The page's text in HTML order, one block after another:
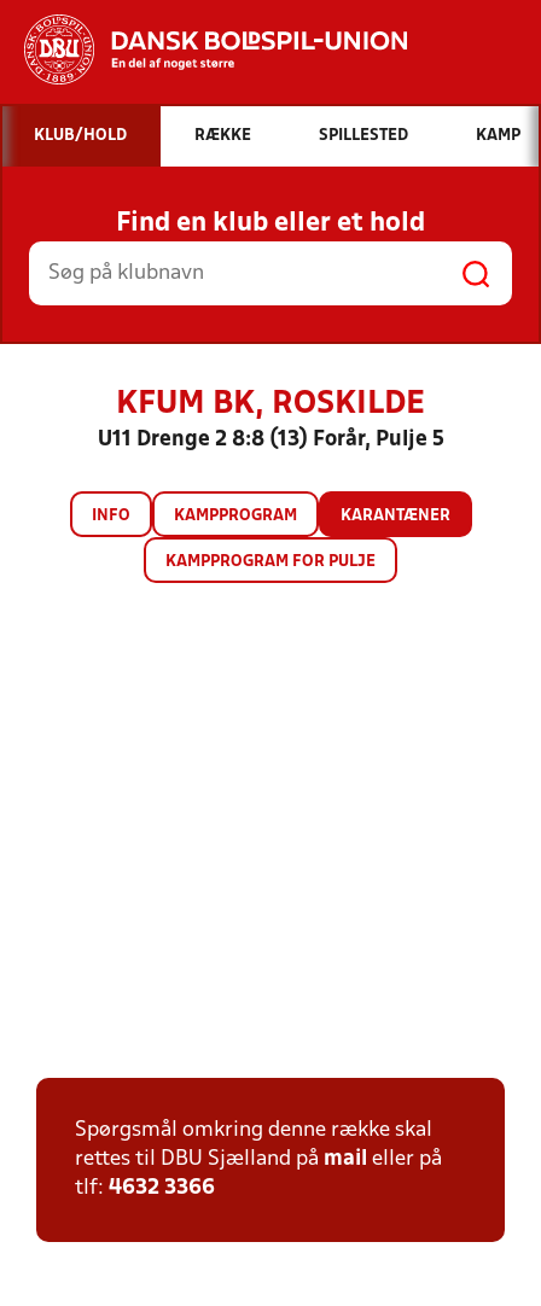
Hvad vil du søge efter?
INDHOLD OG NYHEDER
STILLINGER, RESULTATER, KLUBBER OG
HOLD
KLUB/HOLD RÆKKE SPILLESTED KAMP
Find en klub eller et hold
KFUM BK, ROSKILDE
U11 Drenge 2 8:8 (13) Forår, Pulje 5
INFO KAMPPROGRAM KARANTÆNER
KAMPPROGRAM FOR PULJE
Spørgsmål omkring denne række skal
rettes til DBU Sjælland på mail eller på
tlf: 4632 3366